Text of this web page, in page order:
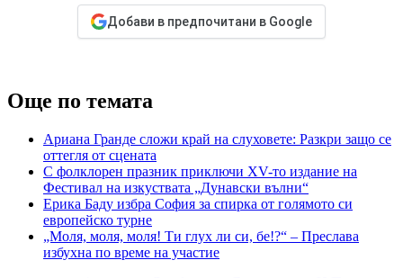
Добави в предпочитани в Google
Още по темата
Ариана Гранде сложи край на слуховете: Разкри защо се
оттегля от сцената
С фолклорен празник приключи XV-то издание на
Фестивал на изкуствата „Дунавски вълни“
Ерика Баду избра София за спирка от голямото си
европейско турне
„Моля, моля, моля! Ти глух ли си, бе!?“ – Преслава
избухна по време на участие